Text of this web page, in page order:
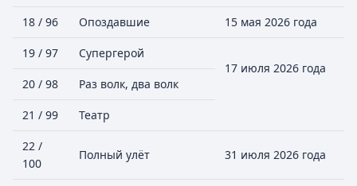
18 / 96 Опоздавшие 15 мая 2026 года
19 / 97
Супергерой
17 июля 2026 года
20 / 98
Раз волк, два волк
21 / 99 Театр
22 /
100
Полный улёт 31 июля 2026 года